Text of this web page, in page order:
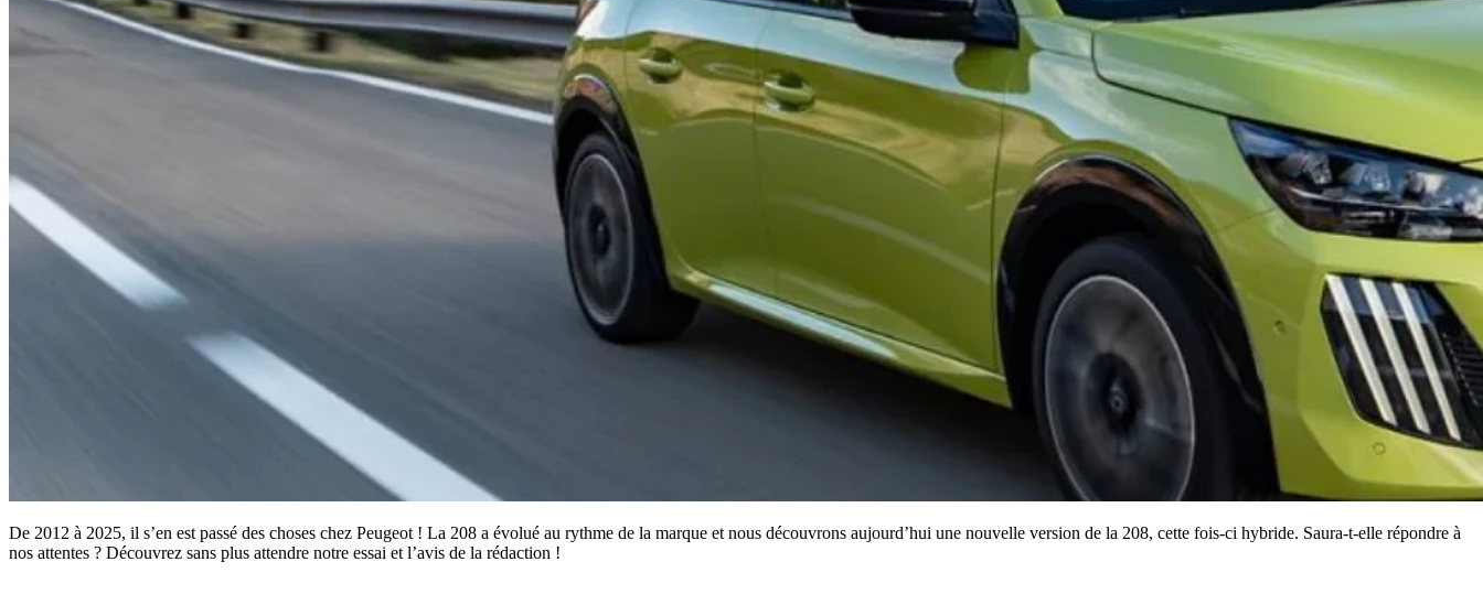
De 2012 à 2025, il s’en est passé des choses chez Peugeot ! La 208 a évolué au rythme de la marque et nous découvrons aujourd’hui une nouvelle version de la 208, cette fois-ci hybride. Saura-t-elle répondre à
nos attentes ? Découvrez sans plus attendre notre essai et l’avis de la rédaction !